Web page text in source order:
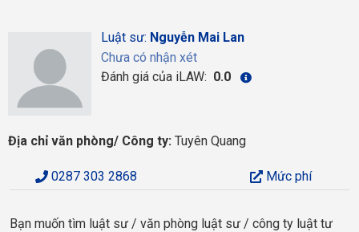
Luật sư: Nguyễn Mai Lan
Chưa có nhận xét
Đánh giá của iLAW: 0.0
Địa chỉ văn phòng/ Công ty: Tuyên Quang
0287 303 2868 Mức phí
Bạn muốn tìm luật sư / văn phòng luật sư / công ty luật tư